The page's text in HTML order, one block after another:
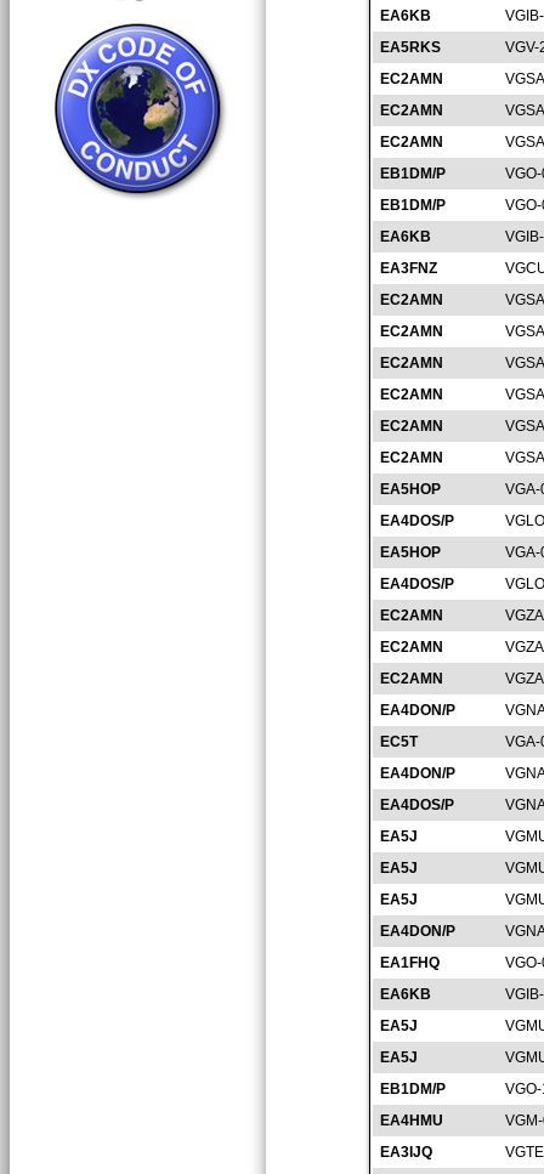
EA6KB
EA5RKS
VGV-
EC2AMN
EC2AMN
EC2AMN
EB1DM/P
EB1DM/P
EA6KB
EA3FNZ
EC2AMN
EC2AMN
EC2AMN
EC2AMN
EC2AMN
EC2AMN
EA5HOP
EA4DOS/P
EA5HOP
EA4DOS/P
EC2AMN
EC2AMN
EC2AMN
EA4DON/P
EC5T
EA4DON/P
EA4DOS/P
EA5J
EA5J
EA5J
EA4DON/P
EA1FHQ
EA6KB
EA5J
EA5J
EB1DM/P
EA4HMU
EA3IJQ